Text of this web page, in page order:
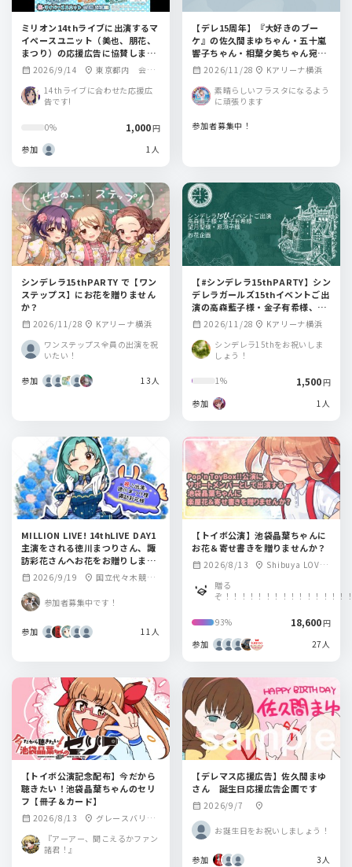
ミリオン14thライブに出演するマ
イペースユニット（美也、朋花、
まつり）の応援広告に協賛しませ
んか？
calendar_month 2026/9/14 location_on 東京都内 会場
近郊某所
14thライブに合わせた応援広
告です!
0% 1,000円
参加
1人
【デレ15周年】『大好きのブー
ケ』の佐久間まゆちゃん・五十嵐
響子ちゃん・相葉夕美ちゃん宛フ
ラワースタンド企画【CG総選挙】
calendar_month 2026/11/28 location_on Kアリーナ横浜
素晴らしいフラスタになるよう
に頑張ります
参加者募集中！
シンデレラ15thPARTY で【ワン
ステップス】にお花を贈りません
か？
calendar_month 2026/11/28 location_on Kアリーナ横浜
ワンステップス全員の出演を祝
いたい！
参加 13人
【#シンデレラ15thPARTY】シン
デレラガールズ15thイベントご出
演の高森藍子様・金子有希様、望
月聖様・原涼子様へのお花企画
calendar_month 2026/11/28 location_on Kアリーナ横浜
シンデレラ15thをお祝いしま
しょう！
1% 1,500円
参加
1人
MILLION LIVE! 14thLIVE DAY1
主演をされる徳川まつりさん、諏
訪彩花さんへお花をお贈りしませ
んか
calendar_month 2026/9/19 location_on 国立代々木競技
参加者募集中です！
参加 11人
【トイボ公演】池袋晶葉ちゃんに
お花＆寄せ書きを贈りませんか？
calendar_month 2026/8/13 location_on Shibuya LOVE
贈る
ぞ！！！！！！！！！！！！！！！
93% 18,600円
参加
27人
【トイボ公演記念配布】今だから
聴きたい！池袋晶葉ちゃんのセリ
フ【冊子＆カード】
calendar_month 2026/8/13 location_on グレースバリ渋
『アーアー、聞こえるかファン
諸君！』
【デレマス応援広告】佐久間まゆ
さん 誕生日応援広告企画です
calendar_month 2026/9/7 location_on
お誕生日をお祝いしましょう！
参加 3人